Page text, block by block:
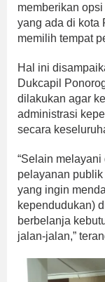
memberikan
yang ada di kota
memilih tempat
Hal ini
Dukcapil
dilakukan agar
administrasi
secara
“Selain
pelayanan
yang ingin
kependudukan)
berbelanja
jalan-jalan,”